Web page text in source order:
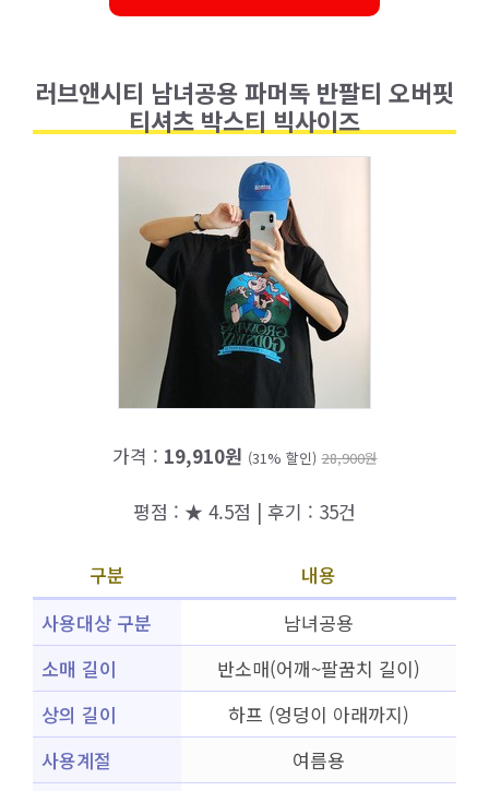
러브앤시티 남녀공용 파머독 반팔티 오버핏
티셔츠 박스티 빅사이즈
가격 : 19,910원 (31% 할인) 28,900원
평점 : ★ 4.5점 | 후기 : 35건
구분
내용
사용대상 구분
남녀공용
소매 길이
반소매(어깨~팔꿈치 길이)
상의 길이
하프 (엉덩이 아래까지)
사용계절
여름용